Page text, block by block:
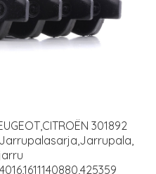
301892
Jarrupalasarja,Jarrupala,